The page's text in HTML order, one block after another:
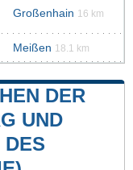
Großenhain 16 km
Meißen 18.1 km
DER
UND
DES